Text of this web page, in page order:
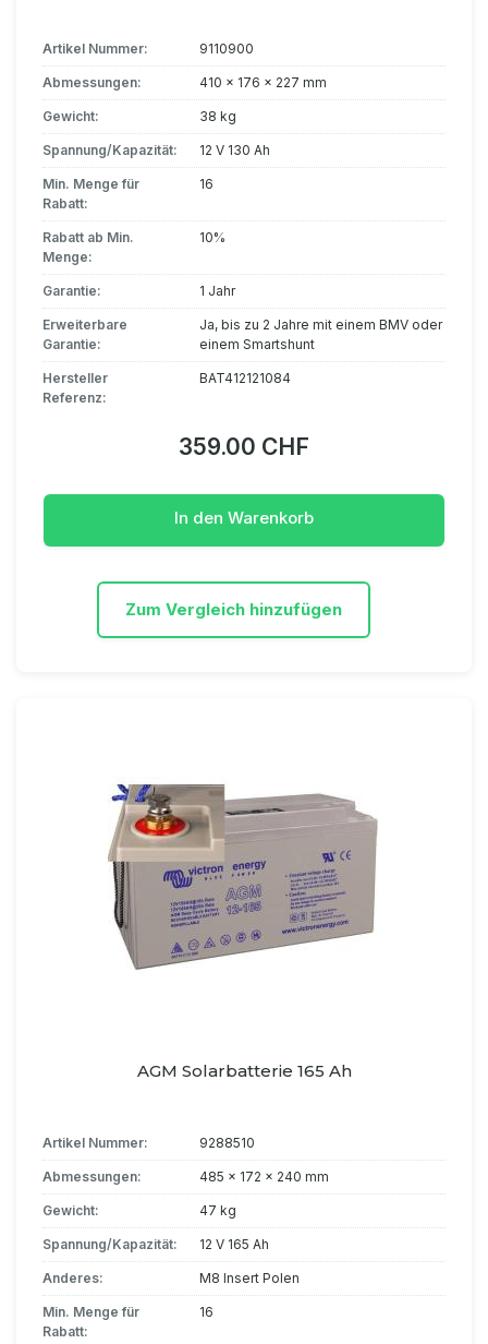
Artikel Nummer: 9110900
Abmessungen: 410 x 176 x 227 mm
Gewicht: 38 kg
Spannung/Kapazität: 12 V 130 Ah
Min. Menge für
Rabatt:
16
Rabatt ab Min.
Menge:
10%
Garantie: 1 Jahr
Erweiterbare
Garantie:
Ja, bis zu 2 Jahre mit einem BMV oder
einem Smartshunt
Hersteller
Referenz:
BAT412121084
359.00 CHF
In den Warenkorb
Zum Vergleich hinzufügen
AGM Solarbatterie 165 Ah
Artikel Nummer: 9288510
Abmessungen: 485 x 172 x 240 mm
Gewicht: 47 kg
Spannung/Kapazität: 12 V 165 Ah
Anderes: M8 Insert Polen
Min. Menge für
Rabatt:
16